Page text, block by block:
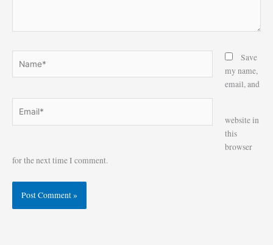
Save
my name,
email, and
website in
this
browser
for the next time I comment.